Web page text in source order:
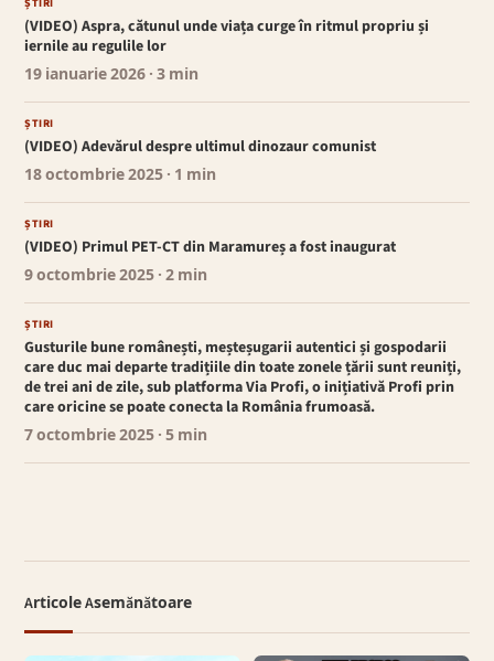
ȘTIRI
(VIDEO) Aspra, cătunul unde viața curge în ritmul propriu și
iernile au regulile lor
19 ianuarie 2026 · 3 min
ȘTIRI
(VIDEO) Adevărul despre ultimul dinozaur comunist
18 octombrie 2025 · 1 min
ȘTIRI
(VIDEO) Primul PET-CT din Maramureș a fost inaugurat
9 octombrie 2025 · 2 min
ȘTIRI
Gusturile bune românești, meșteșugarii autentici și gospodarii
care duc mai departe tradițiile din toate zonele țării sunt reuniți,
de trei ani de zile, sub platforma Via Profi, o inițiativă Profi prin
care oricine se poate conecta la România frumoasă.
7 octombrie 2025 · 5 min
Articole Asemănătoare